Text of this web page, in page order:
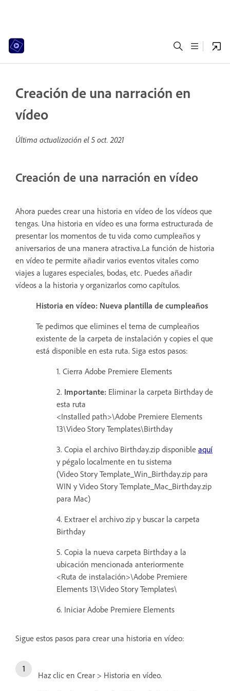
Creación de una narración en
vídeo
Última actualización el 5 oct. 2021
Creación de una narración en vídeo
Ahora puedes crear una historia en vídeo de los vídeos que
tengas. Una historia en vídeo es una forma estructurada de
presentar los momentos de tu vida como cumpleaños y
aniversarios de una manera atractiva.La función de historia
en vídeo te permite añadir varios eventos vitales como
viajes a lugares especiales, bodas, etc. Puedes añadir
vídeos a la historia y organizarlos como capítulos.
Historia en vídeo: Nueva plantilla de cumpleaños
Te pedimos que elimines el tema de cumpleaños
existente de la carpeta de instalación y copies el que
está disponible en esta ruta. Siga estos pasos:
1. Cierra Adobe Premiere Elements
2. Importante: Eliminar la carpeta Birthday de
esta ruta
<Installed path>\Adobe Premiere Elements
13\Video Story Templates\Birthday
3. Copia el archivo Birthday.zip disponible aquí
y pégalo localmente en tu sistema
(Video Story Template_Win_Birthday.zip para
WIN y Video Story Template_Mac_Birthday.zip
para Mac)
4. Extraer el archivo zip y buscar la carpeta
Birthday
5. Copia la nueva carpeta Birthday a la
ubicación mencionada anteriormente
<Ruta de instalación>\Adobe Premiere
Elements 13\Video Story Templates\
6. Iniciar Adobe Premiere Elements
Sigue estos pasos para crear una historia en vídeo:
Haz clic en Crear > Historia en vídeo.